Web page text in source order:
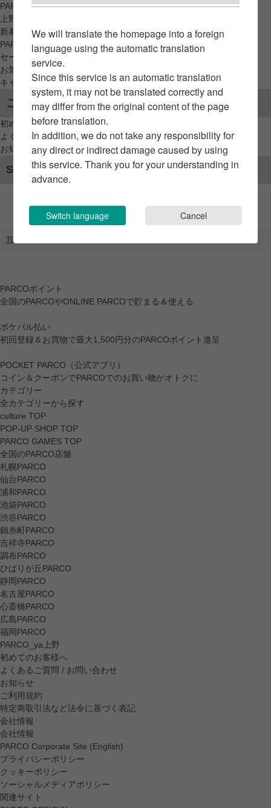
PARCO_ya
上野
新着アイテムから探す
PARCO限定アイテムから探す
セールアイテムから探す
お気に入りから探す
キャンペーン/クーポン対象から探す
ご利用案内
初めてのお客様へ
よくあるご質問 / お問い合わせ
お知らせ
SNSアカウント
TOP
PARCOポイント
全国のPARCOやONLINE PARCOで貯まる＆使える
ポケパル払い
初回登録＆お買物で最大1,500円分のPARCOポイント進呈
POCKET PARCO（公式アプリ）
コイン＆クーポンでPARCOでのお買い物がオトクに
カテゴリー
全カテゴリーから探す
culture TOP
POP-UP SHOP TOP
PARCO GAMES TOP
全国のPARCO店舗
札幌PARCO
仙台PARCO
浦和PARCO
池袋PARCO
渋谷PARCO
錦糸町PARCO
吉祥寺PARCO
調布PARCO
ひばりが丘PARCO
静岡PARCO
名古屋PARCO
心斎橋PARCO
広島PARCO
福岡PARCO
PARCO_ya上野
初めてのお客様へ
よくあるご質問 / お問い合わせ
お知らせ
ご利用規約
特定商取引法など法令に基づく表記
会社情報
会社情報
PARCO Corporate Site (English)
プライバシーポリシー
クッキーポリシー
ソーシャルメディアポリシー
関連サイト
We will translate the homepage into a foreign
language using the automatic translation
service.
Since this service is an automatic translation
system, it may not be translated correctly and
may differ from the original content of the page
before translation.
In addition, we do not take any responsibility for
any direct or indirect damage caused by using
this service. Thank you for your understanding in
advance.
Switch language Cancel